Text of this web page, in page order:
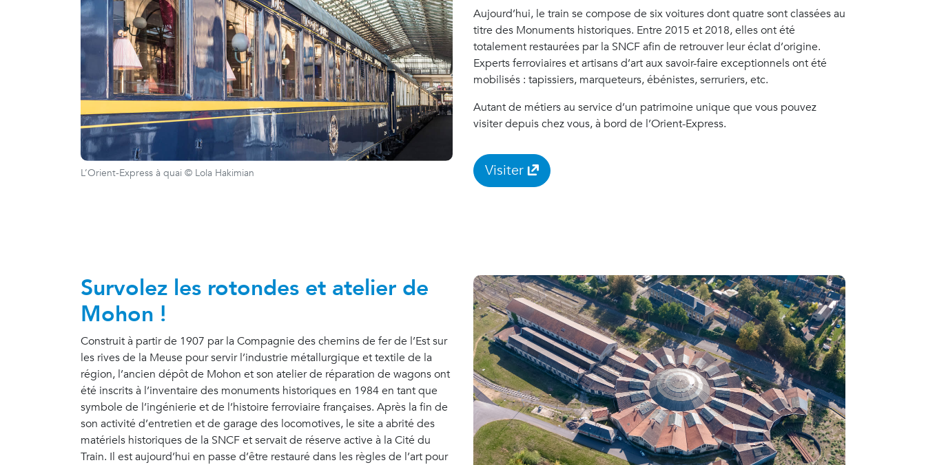
Aujourd’hui, le train se compose de six voitures dont quatre sont classées au
titre des Monuments historiques. Entre 2015 et 2018, elles ont été
totalement restaurées par la SNCF afin de retrouver leur éclat d’origine.
Experts ferroviaires et artisans d’art aux savoir-faire exceptionnels ont été
mobilisés : tapissiers, marqueteurs, ébénistes, serruriers, etc.
Autant de métiers au service d’un patrimoine unique que vous pouvez
visiter depuis chez vous, à bord de l’Orient-Express.
Visiter
L’Orient-Express à quai © Lola Hakimian
Survolez les rotondes et atelier de
Mohon !
Construit à partir de 1907 par la Compagnie des chemins de fer de l’Est sur
les rives de la Meuse pour servir l’industrie métallurgique et textile de la
région, l’ancien dépôt de Mohon et son atelier de réparation de wagons ont
été inscrits à l’inventaire des monuments historiques en 1984 en tant que
symbole de l’ingénierie et de l’histoire ferroviaire françaises. Après la fin de
son activité d’entretien et de garage des locomotives, le site a abrité des
matériels historiques de la SNCF et servait de réserve active à la Cité du
Train. Il est aujourd’hui en passe d’être restauré dans les règles de l’art pour